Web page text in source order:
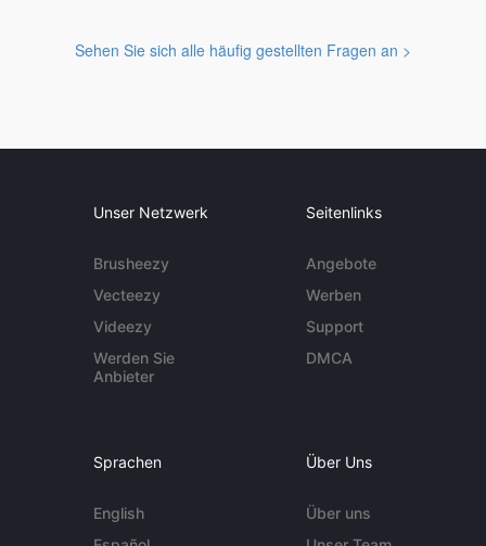
Sehen Sie sich alle häufig gestellten Fragen an >
Unser Netzwerk
Brusheezy
Vecteezy
Videezy
Werden Sie
Anbieter
Seitenlinks
Angebote
Werben
Support
DMCA
Sprachen
English
Über Uns
Über uns